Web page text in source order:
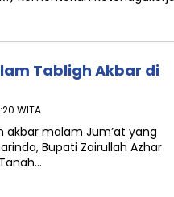
Tabligh Akbar di
WITA
akbar malam Jum’at yang
Bupati Zairullah Azhar